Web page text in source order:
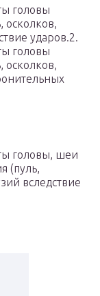
головы
осколков,
ударов.2.
головы
осколков,
головы, шеи
(пуль,
вследствие